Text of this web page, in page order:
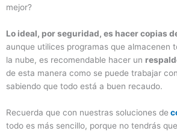
mejor?
Lo ideal, por seguridad, es hacer copias
aunque utilices programas que almacenen
la nube, es recomendable hacer un
de esta manera como se puede trabajar
sabiendo que todo está a buen recaudo.
Recuerda que con nuestras soluciones de
todo es más sencillo, porque no tendrás